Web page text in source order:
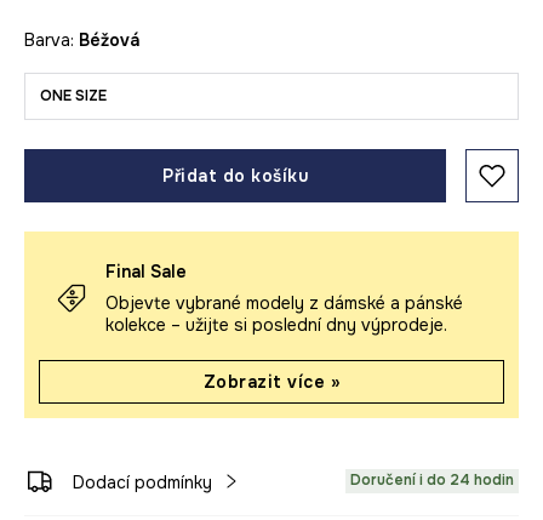
Barva: béžová
ONE SIZE
Přidat do košíku
Final Sale
Objevte vybrané modely z dámské a pánské
kolekce – užijte si poslední dny výprodeje.
Zobrazit více »
Dodací podmínky Doručení i do 24 hodin